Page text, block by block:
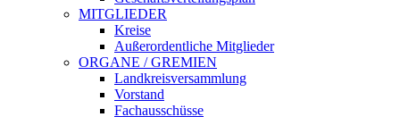
MITGLIEDER
Kreise
Außerordentliche Mitglieder
ORGANE / GREMIEN
Landkreisversammlung
Vorstand
Fachausschüsse